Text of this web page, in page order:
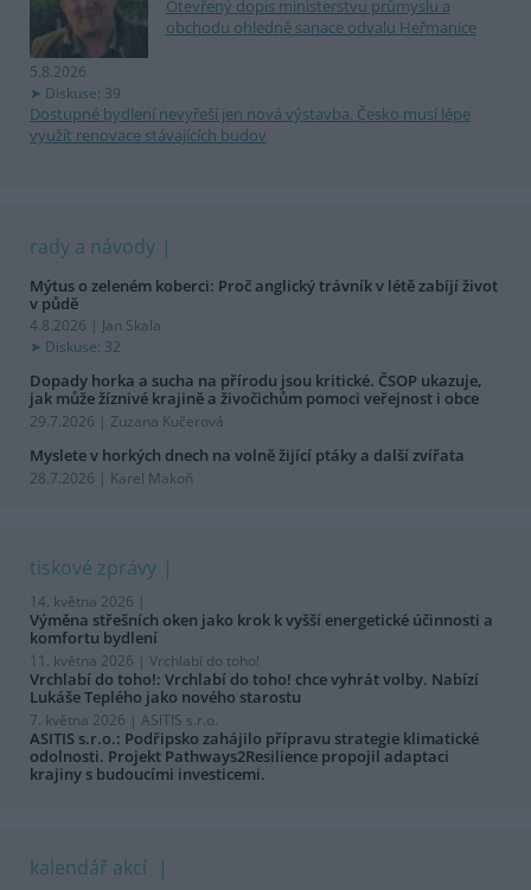
Otevřený dopis ministerstvu průmyslu a
obchodu ohledně sanace odvalu Heřmanice
5.8.2026
Diskuse: 39
Dostupné bydlení nevyřeší jen nová výstavba. Česko musí lépe
využít renovace stávajících budov
rady a návody
Mýtus o zeleném koberci: Proč anglický trávník v létě zabíjí život
v půdě
4.8.2026 | Jan Skala
Diskuse: 32
Dopady horka a sucha na přírodu jsou kritické. ČSOP ukazuje,
jak může žíznivé krajině a živočichům pomoci veřejnost i obce
29.7.2026 | Zuzana Kučerová
Myslete v horkých dnech na volně žijící ptáky a další zvířata
28.7.2026 | Karel Makoň
tiskové zprávy
14. května 2026 |
Výměna střešních oken jako krok k vyšší energetické účinnosti a
komfortu bydlení
11. května 2026 | Vrchlabí do toho!
Vrchlabí do toho!: Vrchlabí do toho! chce vyhrát volby. Nabízí
Lukáše Teplého jako nového starostu
7. května 2026 | ASITIS s.r.o.
ASITIS s.r.o.: Podřipsko zahájilo přípravu strategie klimatické
odolnosti. Projekt Pathways2Resilience propojil adaptaci
krajiny s budoucími investicemi.
kalendář akcí